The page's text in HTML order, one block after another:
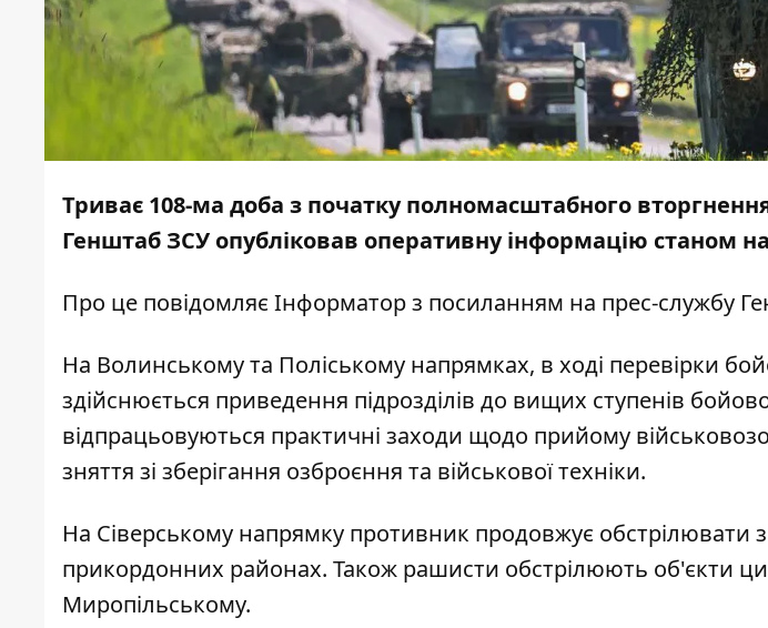
Триває 108-ма доба з початку полномасштабного
Генштаб ЗСУ опубліковав оперативну інформацію станом
Про це повідомляє Інформаторз посиланням на прес-службу
На Волинському та Поліському напрямках, в ході перевірки
здійснюється приведення підрозділів до вищих ступенів
відпрацьовуються практичні заходи щодо прийому
зняття зі зберігання озброєння та військової техніки.
На Сіверському напрямку противник продовжує обстрілювати з
прикордонних районах. Також рашисти обстрілюють об'єкти
Миропільському.